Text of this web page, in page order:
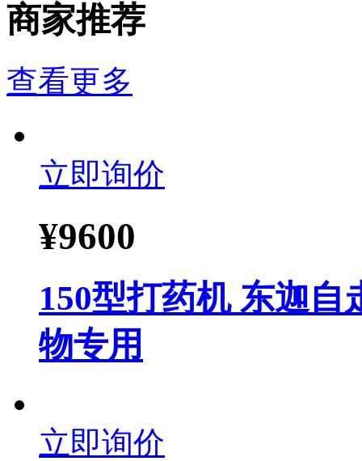
商家推荐
查看更多
立即询价
¥9600
150型打药机 东迦
物专用
立即询价